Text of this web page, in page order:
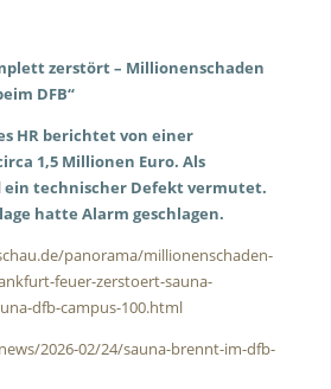
zerstört – Millionenschaden
DFB“
HR berichtet von einer
1,5 Millionen Euro. Als
ein technischer Defekt vermutet.
hatte Alarm geschlagen.
panorama/millionenschaden-
feuer-zerstoert-sauna-
dfb-campus-100.html
2026-02/24/sauna-brennt-im-dfb-